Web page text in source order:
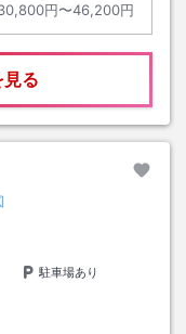
円〜46,200円
る
駐車場あり